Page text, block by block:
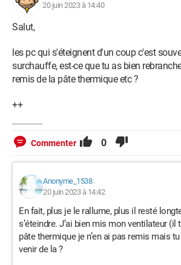
20 juin 2023 à 14:40
Salut,
les pc qui s'éteignent d'un coup c'est
surchauffe, est-ce que tu as bien
remis de la pâte thermique etc ?
++
Commenter 0
Anonyme_1538
20 juin 2023 à 14:42
En fait, plus je le rallume, plus il resté
s’éteindre. J’ai bien mis mon ventilateur (il
pâte thermique je n’en ai pas remis mais
venir de la ?